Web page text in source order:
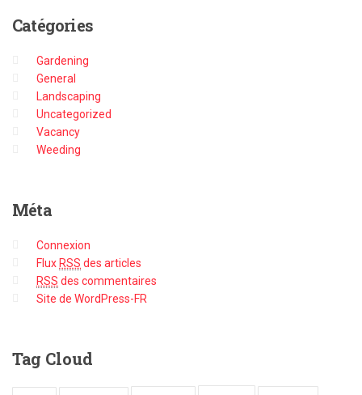
Catégories
Gardening
General
Landscaping
Uncategorized
Vacancy
Weeding
Méta
Connexion
Flux RSS des articles
RSS des commentaires
Site de WordPress-FR
Tag Cloud